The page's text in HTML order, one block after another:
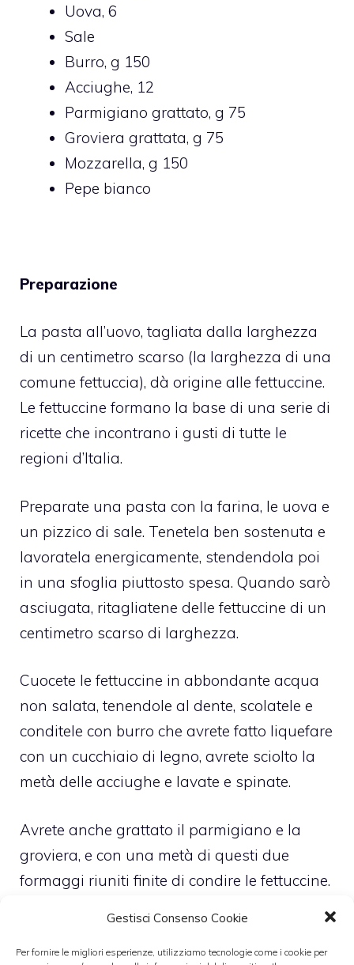
Gestisci Consenso Cookie
Per fornire le migliori esperienze, utilizziamo tecnologie come i cookie per
Uova, 6
Sale
Burro, g 150
Acciughe, 12
Parmigiano grattato, g 75
Groviera grattata, g 75
Mozzarella, g 150
Pepe bianco
Preparazione
La pasta all’uovo, tagliata dalla larghezza
di un centimetro scarso (la larghezza di una
comune fettuccia), dà origine alle fettuccine.
Le fettuccine formano la base di una serie di
ricette che incontrano i gusti di tutte le
regioni d’Italia.
Preparate una pasta con la farina, le uova e
un pizzico di sale. Tenetela ben sostenuta e
lavoratela energicamente, stendendola poi
in una sfoglia piuttosto spesa. Quando sarò
asciugata, ritagliatene delle fettuccine di un
centimetro scarso di larghezza.
Cuocete le fettuccine in abbondante acqua
non salata, tenendole al dente, scolatele e
conditele con burro che avrete fatto liquefare
con un cucchiaio di legno, avrete sciolto la
metà delle acciughe e lavate e spinate.
Avrete anche grattato il parmigiano e la
groviera, e con una metà di questi due
formaggi riuniti finite di condire le fettuccine.
Imburrate leggermente un tegame adatto al
forno a bordi piuttosto bassi, e accomodateci